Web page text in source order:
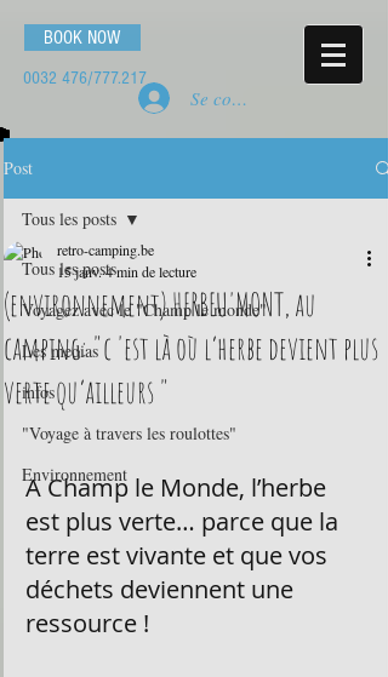
BOOK NOW
0032 476/777.217
Se connecter
Post
Tous les posts
Voyagez avec le "Champ le monde"
Les medias
infos
"Voyage à travers les roulottes"
Environnement
Tous les posts
(environnement) HERBEU'MONT, au
camping: "c 'est là où l’herbe devient plus
verte qu’ailleurs "
retro-camping.be
15 janv.4 min de lecture
A Champ le Monde, l’herbe
est plus verte… parce que la
terre est vivante et que vos
déchets deviennent une
ressource !